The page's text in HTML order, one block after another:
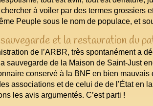
à voiler par des termes grossiers
Peuple sous le nom de populace, et
et la restauration du
de l’ARBR, très spontanément a
sauvegarde de la Maison de Saint-Just
conservé à la BNF en bien mauvais
associations et de celui de de l’État en
les avis argumentés. C’est parti !